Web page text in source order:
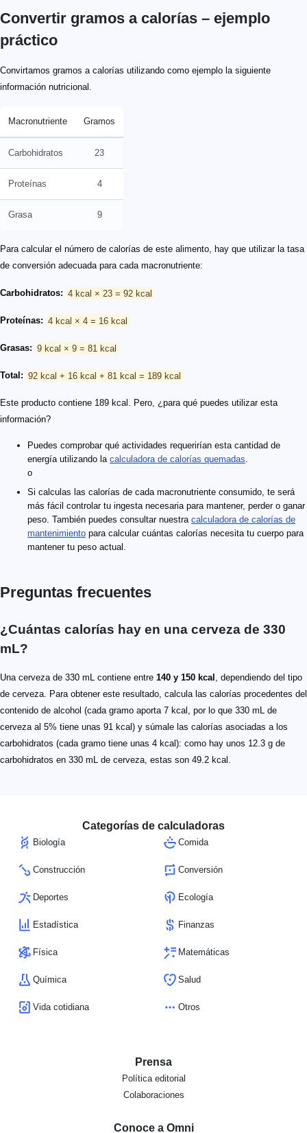
Convertir gramos a calorías – ejemplo
práctico
Convirtamos gramos a calorías utilizando como ejemplo la siguiente
información nutricional.
Macronutriente Gramos
Carbohidratos 23
Proteínas 4
Grasa 9
Para calcular el número de calorías de este alimento, hay que utilizar la tasa
de conversión adecuada para cada macronutriente:
Carbohidratos: 4 kcal × 23 = 92 kcal
Proteínas: 4 kcal × 4 = 16 kcal
Grasas: 9 kcal × 9 = 81 kcal
Total: 92 kcal + 16 kcal + 81 kcal = 189 kcal
Este producto contiene 189 kcal. Pero, ¿para qué puedes utilizar esta
información?
Puedes comprobar qué actividades requerirían esta cantidad de
energía utilizando la calculadora de calorías quemadas.
o
Si calculas las calorías de cada macronutriente consumido, te será
más fácil controlar tu ingesta necesaria para mantener, perder o ganar
peso. También puedes consultar nuestra calculadora de calorías de
mantenimiento para calcular cuántas calorías necesita tu cuerpo para
mantener tu peso actual.
Preguntas frecuentes
¿Cuántas calorías hay en una cerveza de 330
mL?
Una cerveza de 330 mL contiene entre 140 y 150 kcal , dependiendo del tipo
de cerveza. Para obtener este resultado, calcula las calorías procedentes del
contenido de alcohol (cada gramo aporta 7 kcal, por lo que 330 mL de
cerveza al 5% tiene unas 91 kcal) y súmale las calorías asociadas a los
carbohidratos (cada gramo tiene unas 4 kcal): como hay unos 12.3 g de
carbohidratos en 330 mL de cerveza, estas son 49.2 kcal.
Categorías de calculadoras
Biología Comida
Construcción Conversión
Deportes Ecología
Estadística Finanzas
Física Matemáticas
Química Salud
Vida cotidiana Otros
Prensa
Política editorial
Colaboraciones
Conoce a Omni